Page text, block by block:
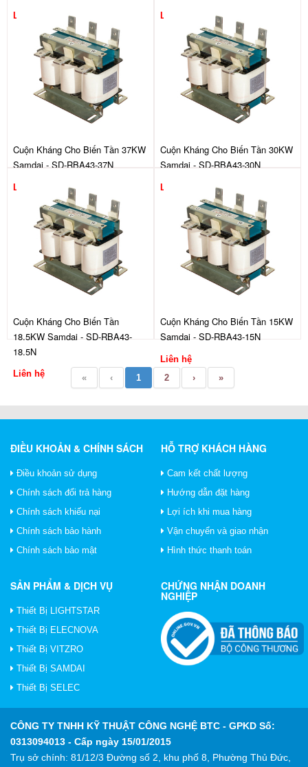
Liên hệ Liên hệ
Cuộn Kháng Cho Biến Tần 37KW
Samdai - SD-RBA43-37N
Liên hệ
Cuộn Kháng Cho Biến Tần 30KW
Samdai - SD-RBA43-30N
Liên hệ
Cuộn Kháng Cho Biến Tần
18.5KW Samdai - SD-RBA43-
18.5N
Liên hệ
Cuộn Kháng Cho Biến Tần 15KW
Samdai - SD-RBA43-15N
Liên hệ
«
‹ 1 2 › »
ĐIỀU KHOẢN & CHÍNH SÁCH
Điều khoản sử dụng
Chính sách đổi trả hàng
Chính sách khiếu nại
Chính sách bảo hành
Chính sách bảo mật
HỖ TRỢ KHÁCH HÀNG
Cam kết chất lượng
Hướng dẫn đặt hàng
Lợi ích khi mua hàng
Vận chuyển và giao nhận
Hình thức thanh toán
SẢN PHẨM & DỊCH VỤ
Thiết Bị LIGHTSTAR
Thiết Bị ELECNOVA
Thiết Bị VITZRO
Thiết Bị SAMDAI
Thiết Bị SELEC
CHỨNG NHẬN DOANH
NGHIỆP
CÔNG TY TNHH KỸ THUẬT CÔNG NGHỆ BTC - GPKD Số:
0313094013 - Cấp ngày 15/01/2015
Trụ sở chính: 81/12/3 Đường số 2, khu phố 8, Phường Thủ Đức,